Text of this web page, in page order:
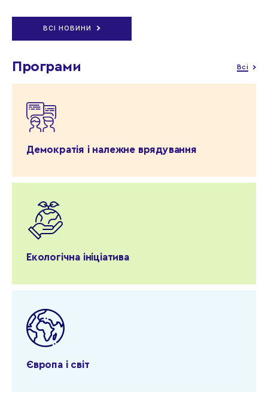
ВСІ НОВИНИ
Програми Всі
Демократія і належне врядування
Екологічна ініціатива
Європа і світ